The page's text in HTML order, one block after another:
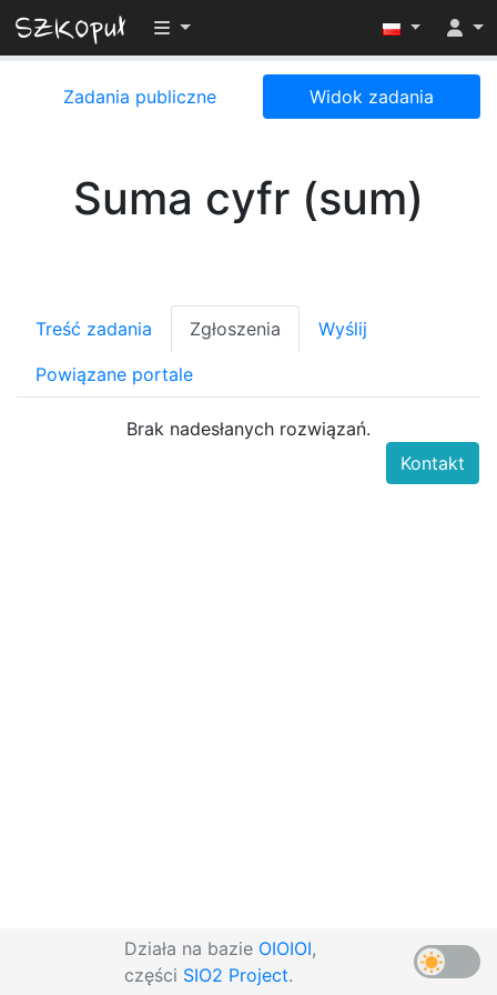
Przełącz widoczność menu
Zadania publiczne Widok zadania
Suma cyfr (sum)
Treść zadania Zgłoszenia Wyślij
Powiązane portale
Brak nadesłanych rozwiązań.
Działa na bazie OIOIOI,
części SIO2 Project.
Kontakt